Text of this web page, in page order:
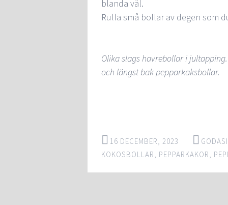
blanda väl.
Rulla små bollar av degen som
Olika slags havrebollar i jultapping.
och längst bak pepparkaksbollar.
16 DECEMBER, 2023
KOKOSBOLLAR, PEPPARKAKOR,